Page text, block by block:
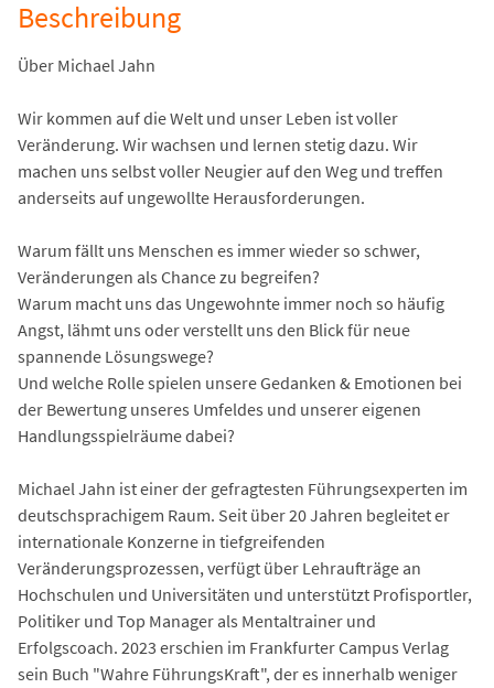
Beschreibung
Über Michael Jahn
Wir kommen auf die Welt und unser Leben ist voller
Veränderung. Wir wachsen und lernen stetig dazu. Wir
machen uns selbst voller Neugier auf den Weg und treffen
anderseits auf ungewollte Herausforderungen.
Warum fällt uns Menschen es immer wieder so schwer,
Veränderungen als Chance zu begreifen?
Warum macht uns das Ungewohnte immer noch so häufig
Angst, lähmt uns oder verstellt uns den Blick für neue
spannende Lösungswege?
Und welche Rolle spielen unsere Gedanken & Emotionen bei
der Bewertung unseres Umfeldes und unserer eigenen
Handlungsspielräume dabei?
Michael Jahn ist einer der gefragtesten Führungsexperten im
deutschsprachigem Raum. Seit über 20 Jahren begleitet er
internationale Konzerne in tiefgreifenden
Veränderungsprozessen, verfügt über Lehraufträge an
Hochschulen und Universitäten und unterstützt Profisportler,
Politiker und Top Manager als Mentaltrainer und
Erfolgscoach. 2023 erschien im Frankfurter Campus Verlag
sein Buch "Wahre FührungsKraft", der es innerhalb weniger